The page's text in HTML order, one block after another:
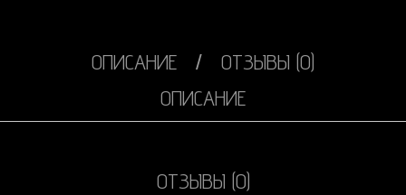
ОПИСАНИЕ
ОТЗЫВЫ (0)
ОПИСАНИЕ
ОТЗЫВЫ (0)